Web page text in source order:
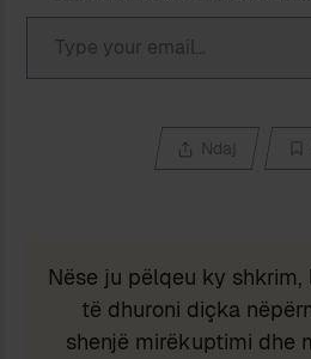
Type your email…
Ndaj
Nëse ju pëlqeu ky
të dhuroni diçka
shenjë mirëkuptimi dhe